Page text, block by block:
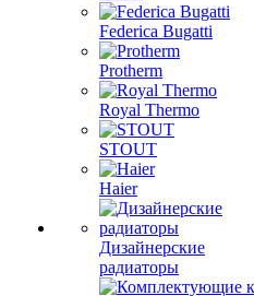
Federica Bugatti
Protherm
Royal Thermo
STOUT
Haier
Дизайнерские
радиаторы